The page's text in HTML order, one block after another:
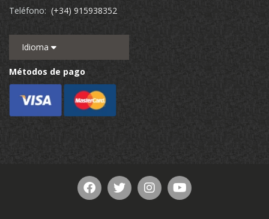
Teléfono: (+34) 915938352
Idioma
Métodos de pago